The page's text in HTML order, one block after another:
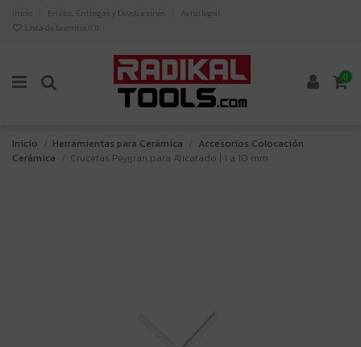
Inicio Envíos, Entregas y Devoluciones
Aviso legal
Lista de favoritos ( 0)
0
Inicio Herramientas para Cerámica
Accesorios Colocación
Cerámica
Crucetas Peygran para Alicatado | 1 a 10 mm